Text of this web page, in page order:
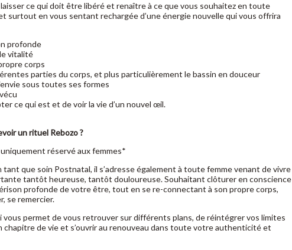
ce qui doit être libéré et renaître à ce que vous souhaitez en toute
surtout en vous sentant rechargée d’une énergie nouvelle qui vous offrira
profonde
vitalité
corps
parties du corps, et plus particulièrement le bassin en douceur
sous toutes ses formes
ce qui est et de voir la vie d’un nouvel œil.
un rituel Rebozo ?
réservé aux femmes*
que soin Postnatal, il s’adresse également à toute femme venant de vivre
tantôt heureuse, tantôt douloureuse. Souhaitant clôturer en conscience
profonde de votre être, tout en se re-connectant à son propre corps,
se remercier.
vous permet de vous retrouver sur différents plans, de réintégrer vos limites
chapitre de vie et s’ouvrir au renouveau dans toute votre authenticité et